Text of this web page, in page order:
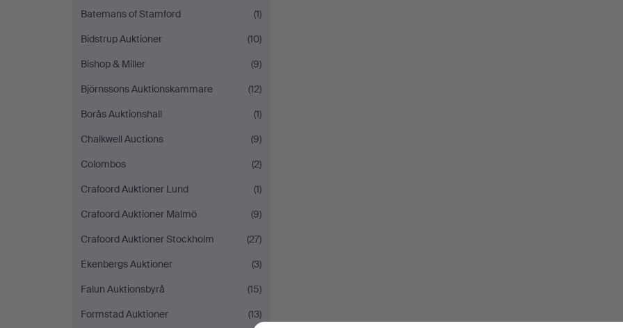
Batemans of Stamford
(1)
Bidstrup Auktioner
(10)
Bishop & Miller
(9)
Björnssons Auktionskammare
(12)
Borås Auktionshall
(1)
Chalkwell Auctions
(9)
Colombos
(2)
Crafoord Auktioner Lund
(1)
Crafoord Auktioner Malmö
(9)
Crafoord Auktioner Stockholm
(27)
Ekenbergs Auktioner
(3)
Falun Auktionsbyrå
(15)
Formstad Auktioner
(13)